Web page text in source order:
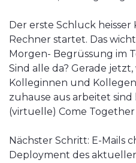
Der erste Schluck
Rechner startet. Das
Morgen- Begrüssung im
Sind alle da? Gerade
Kolleginnen und
zuhause aus arbeitet sind
(virtuelle) Come
Nächster Schritt: E-Mails
Deployment des